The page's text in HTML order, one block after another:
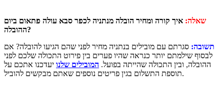
שאלה: איך קורה ומחיר הובלה מנתניה לכפר סבא עולה פתאום ביום
ההובלה?
תשובה: סגרתם עם מובילים בנתניה מחיר לפני שהם הגיעו להובלה? אם
לבסוף שילמתם יותר כנראה שהיו פערים בין פירוט התכולה שלכם לפני
ההובלה, ובין התכולה שהייתה בפועל. המובילים שלנו יעדכנו אתכם על
תוספת התשלום בגין פריטים נוספים שאתם מבקשים להוביל.